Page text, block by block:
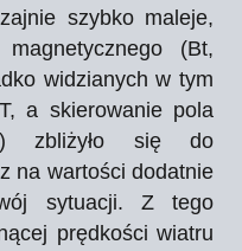
szybko maleje,
(Bt,
widzianych w tym
a skierowanie pola
zbliżyło się do
na wartości dodatnie
sytuacji. Z tego
prędkości wiatru